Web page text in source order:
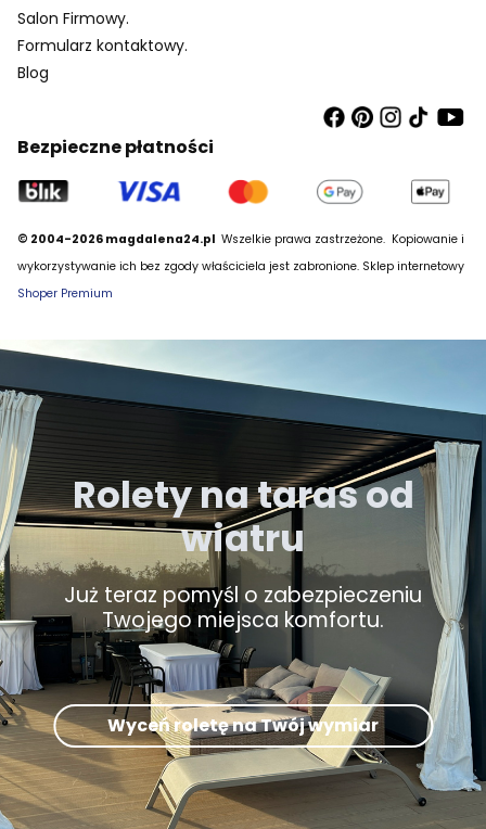
Salon Firmowy.
Formularz kontaktowy.
Blog
Bezpieczne płatności
© 2004-2026 magdalena24.pl Wszelkie prawa zastrzeżone. Kopiowanie i
wykorzystywanie ich bez zgody właściciela jest zabronione. Sklep internetowy
Shoper Premium
Rolety na taras od
wiatru
Już teraz pomyśl o zabezpieczeniu
Twojego miejsca komfortu.
Wyceń roletę na Twój wymiar